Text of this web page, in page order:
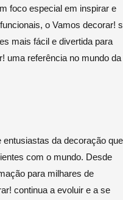
foco especial em inspirar e
o Vamos decorar!
mais fácil e divertida para
uma referência no mundo da
da decoração que
com o mundo. Desde
para milhares de
continua a evoluir e a se